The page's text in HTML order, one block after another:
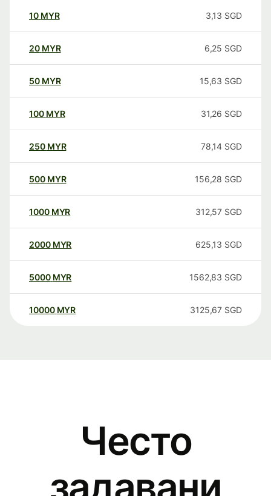
10 MYR 3,13 SGD
20 MYR 6,25 SGD
50 MYR 15,63 SGD
100 MYR 31,26 SGD
250 MYR 78,14 SGD
500 MYR 156,28 SGD
1000 MYR 312,57 SGD
2000 MYR 625,13 SGD
5000 MYR 1562,83 SGD
10000 MYR 3125,67 SGD
Често